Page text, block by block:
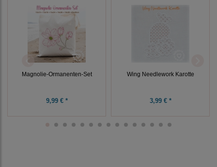
Magnolie-Ormanenten-Set
9,99 € *
Wing Needlework Karotte
3,99 € *